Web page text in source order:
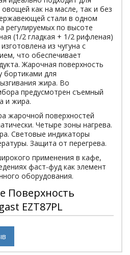
как на масле, так и без
стали в одном
регулируемых по высоте
(1/2 гладкая + 1/2 рифленая)
из чугуна с
что обеспечивает
Жарочная поверхность
бортиками для
жира. Во
предусмотрен съемный
и жира.
жарочной поверхностей
Четыре зоны нагрева.
Световые индикаторы
Защита от перегрева.
применения в кафе,
фаст-фуд как элемент
оборудования.
Поверхность
EZT87PL